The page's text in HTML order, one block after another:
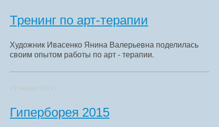
Тренинг по арт-терапии
Художник Ивасенко Янина Валерьевна поделилась
своим опытом работы по арт - терапии.
23 января 2015 г.
Гиперборея 2015